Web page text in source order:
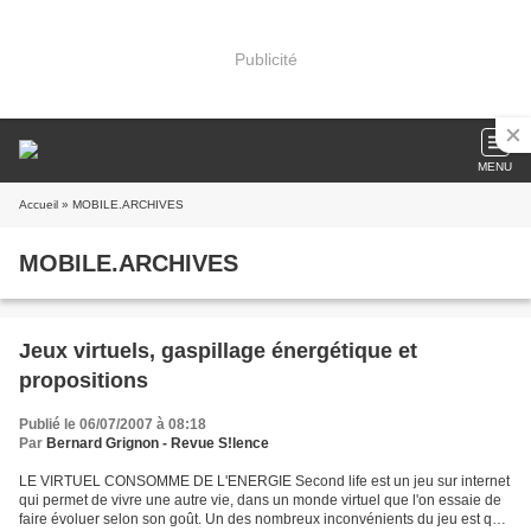
Publicité
MENU
Accueil » MOBILE.ARCHIVES
MOBILE.ARCHIVES
Jeux virtuels, gaspillage énergétique et
propositions
Publié le 06/07/2007 à 08:18
Par Bernard Grignon - Revue S!lence
LE VIRTUEL CONSOMME DE L'ENERGIE Second life est un jeu sur internet
qui permet de vivre une autre vie, dans un monde virtuel que l'on essaie de
faire évoluer selon son goût. Un des nombreux inconvénients du jeu est qu'il